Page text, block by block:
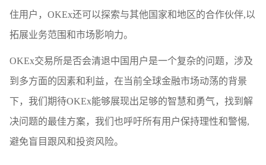
住用户，OKEx还可以探索与其他国家和地区的合作伙伴,以
拓展业务范围和市场影响力。
OKEx交易所是否会清退中国用户是一个复杂的问题，涉及
到多方面的因素和利益，在当前全球金融市场动荡的背景
下，我们期待OKEx能够展现出足够的智慧和勇气，找到解
决问题的最佳方案，我们也呼吁所有用户保持理性和警惕,
避免盲目跟风和投资风险。